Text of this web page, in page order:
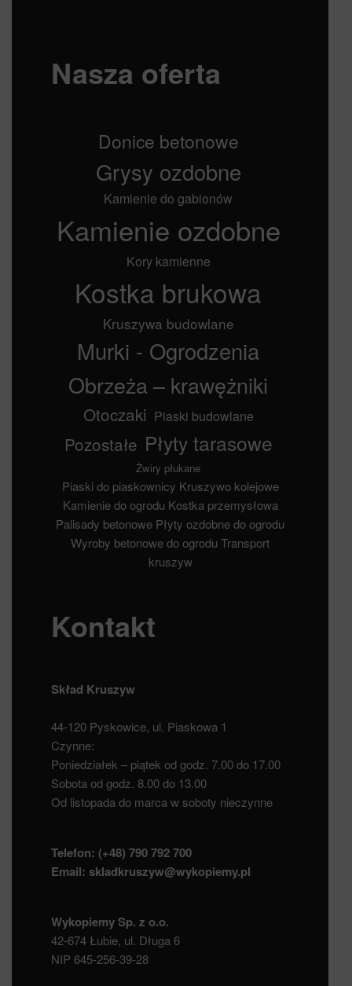
Nasza oferta
Donice betonowe
Grysy ozdobne
Kamienie do gabionów
Kamienie ozdobne
Kory kamienne
Kostka brukowa
Kruszywa budowlane
Murki - Ogrodzenia
Obrzeża – krawężniki
Otoczaki Piaski budowlane
Pozostałe Płyty tarasowe
Żwiry płukane
Piaski do piaskownicy Kruszywo kolejowe
Kamienie do ogrodu Kostka przemysłowa
Palisady betonowe Płyty ozdobne do ogrodu
Wyroby betonowe do ogrodu Transport
kruszyw
Kontakt
Skład Kruszyw
44-120 Pyskowice, ul. Piaskowa 1
Czynne:
Poniedziałek – piątek od godz. 7.00 do 17.00
Sobota od godz. 8.00 do 13.00
Od listopada do marca w soboty nieczynne
Telefon: (+48) 790 792 700
Email: skladkruszyw@wykopiemy.pl
Wykopiemy Sp. z o.o.
42-674 Łubie, ul. Długa 6
NIP 645-256-39-28